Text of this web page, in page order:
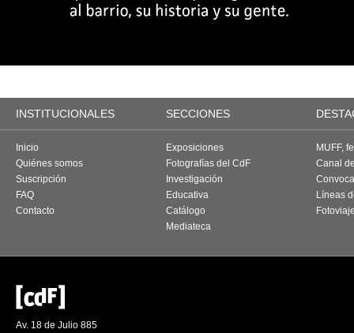
INSTITUCIONALES SECCIONES
Inicio
Quiénes somos
Suscripción
FAQ
Contacto
Exposiciones
Fotografías del CdF
Investigación
Educativa
Catálogo
Mediateca
MUFF,
Canal
Líneas
Av. 18 de Julio 885